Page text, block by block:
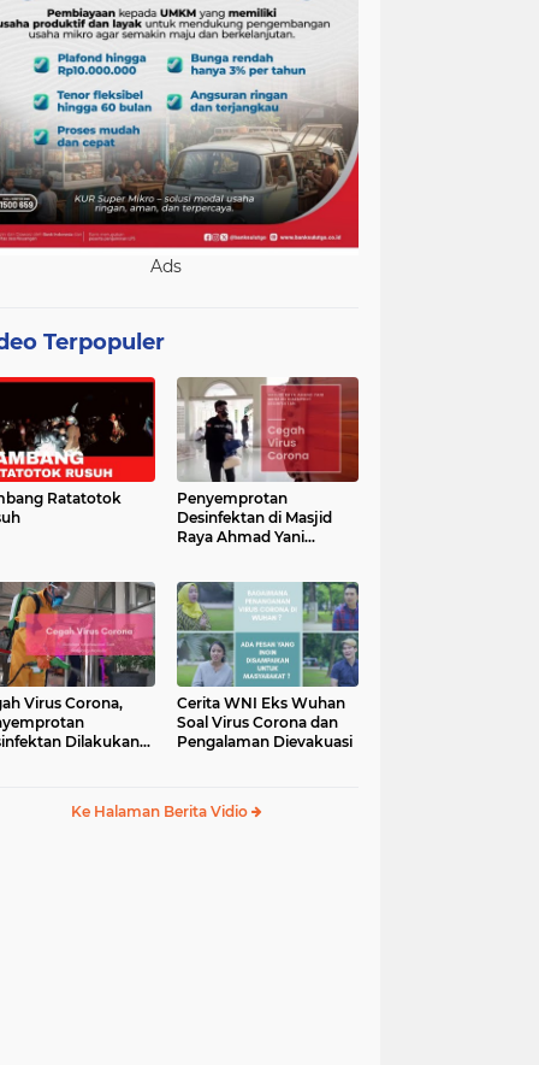
Ads
Terpopuler
Ratatotok
Penyemprotan
Desinfektan di Masjid
Raya Ahmad Yani
Virus Corona,
Dilakukan
Cerita WNI Eks Wuhan
Soal Virus Corona dan
Pengalaman Dievakuasi
Ke Halaman Berita Vidio